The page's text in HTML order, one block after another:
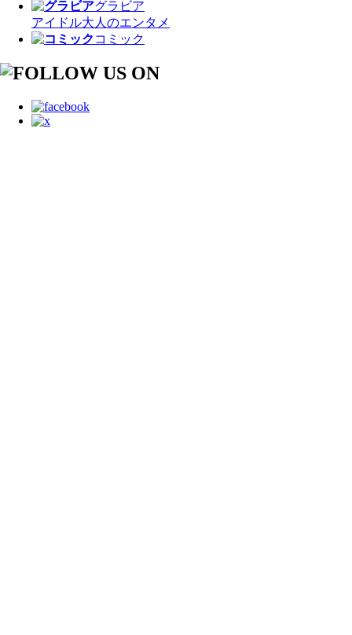
グラビア
アイドル大人のエンタメ
コミック